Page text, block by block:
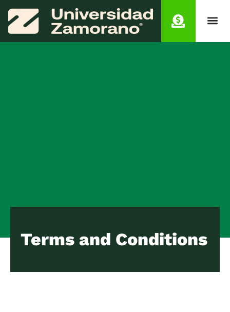
Terms and Conditions